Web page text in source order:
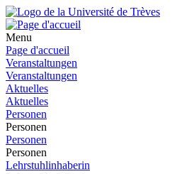
Menu
Page d'accueil
Veranstaltungen
Veranstaltungen
Aktuelles
Aktuelles
Personen
Personen
Personen
Personen
Lehrstuhlinhaberin